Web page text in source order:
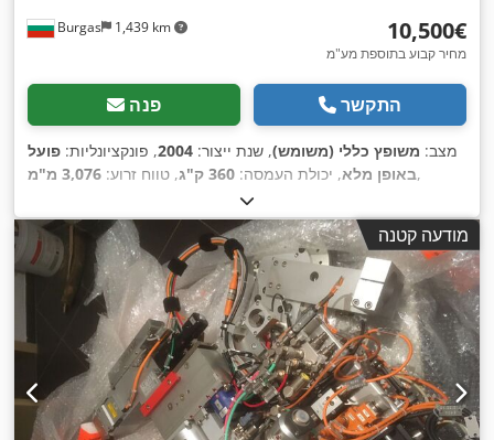
Burgas 1,439 km ‏10,500 ‏€
מחיר קבוע בתוספת מע"מ
פנה התקשר
מצב: משופץ כללי (משומש), שנת ייצור: 2004, פונקציונליות: פועל
באופן מלא, יכולת העמסה: 360 ק"ג , טווח זרוע: 3,076 מ"מ ,
מודעה קטנה